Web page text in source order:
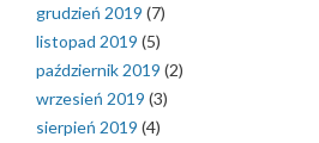
grudzień 2019 (7)
listopad 2019 (5)
październik 2019 (2)
wrzesień 2019 (3)
sierpień 2019 (4)